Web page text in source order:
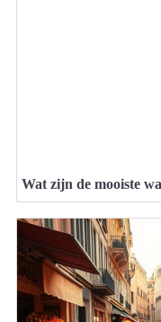
Wat zijn de mooiste